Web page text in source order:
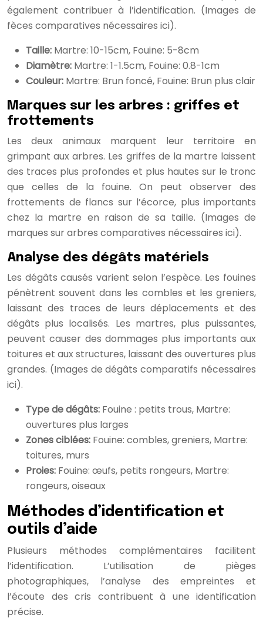
également contribuer à l’identification. (Images de
fèces comparatives nécessaires ici).
Taille: Martre: 10-15cm, Fouine: 5-8cm
Diamètre: Martre: 1-1.5cm, Fouine: 0.8-1cm
Couleur: Martre: Brun foncé, Fouine: Brun plus clair
Marques sur les arbres : griffes et
frottements
Les deux animaux marquent leur territoire en
grimpant aux arbres. Les griffes de la martre laissent
des traces plus profondes et plus hautes sur le tronc
que celles de la fouine. On peut observer des
frottements de flancs sur l’écorce, plus importants
chez la martre en raison de sa taille. (Images de
marques sur arbres comparatives nécessaires ici).
Analyse des dégâts matériels
Les dégâts causés varient selon l’espèce. Les fouines
pénètrent souvent dans les combles et les greniers,
laissant des traces de leurs déplacements et des
dégâts plus localisés. Les martres, plus puissantes,
peuvent causer des dommages plus importants aux
toitures et aux structures, laissant des ouvertures plus
grandes. (Images de dégâts comparatifs nécessaires
ici).
Type de dégâts: Fouine : petits trous, Martre:
ouvertures plus larges
Zones ciblées: Fouine: combles, greniers, Martre:
toitures, murs
Proies: Fouine: œufs, petits rongeurs, Martre:
rongeurs, oiseaux
Méthodes d’identification et
outils d’aide
Plusieurs méthodes complémentaires facilitent
l’identification. L’utilisation de pièges
photographiques, l’analyse des empreintes et
l’écoute des cris contribuent à une identification
précise.